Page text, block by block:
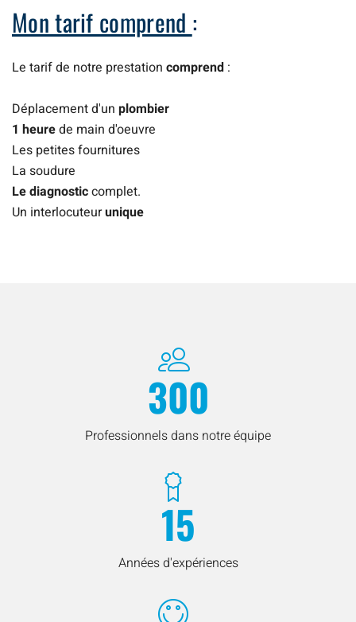
Mon tarif comprend :
Le tarif de notre prestation comprend :
Déplacement d'un plombier
1 heurede main d'oeuvre
Les petites fournitures
La soudure
Le diagnosticcomplet.
Un interlocuteurunique
300
Professionnels dans notre équipe
15
Années d'expériences